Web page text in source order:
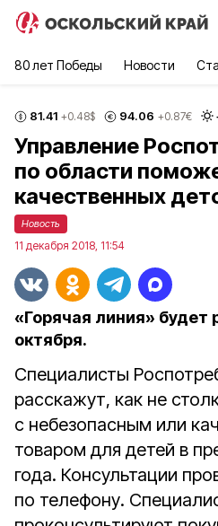
80 лет Победы Новости
81.41 +0.48$ 94.06 +0.87€
Управление
по области
качественных
Новость
11 декабря 2018, 11:54
«Горячая линия» будет
октября.
Специалисты
расскажут, как не
с небезопасным или
товаром для детей в
года. Консультации
по телефону.